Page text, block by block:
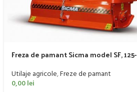
Freza de pamant Sicma model SF, 125-
Utilaje agricole,Freze de pamant
0,00lei